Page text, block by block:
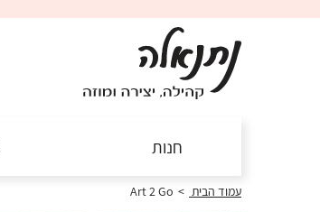
חנות
עמוד הבית >
Art 2 Go